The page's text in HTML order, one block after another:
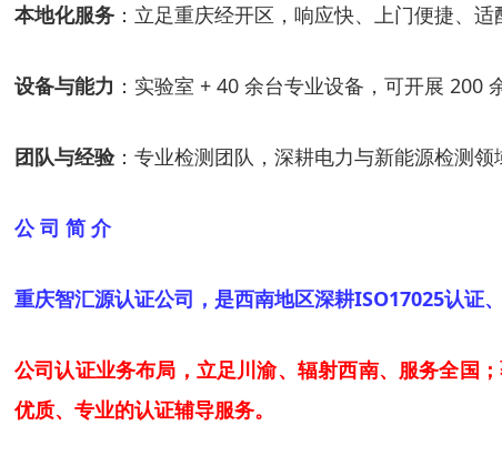
本地化服务 ：立足重庆经开区，响应快、上门便捷、
设备与能力 ：实验室 + 40 余台专业设备，可开展 200
团队与经验：专业检测团队，深耕电力与新能源检测
公 司 简 介
重庆智汇源认证公司，是西南地区深耕ISO17025认证
公司认证业务布局，立足川渝、辐射西南、服务全国
优质、专业的认证辅导服务。